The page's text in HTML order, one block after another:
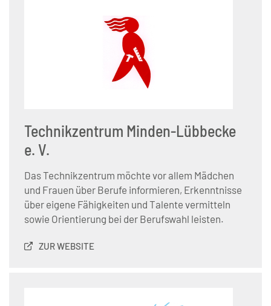
Technikzentrum Minden-Lübbecke
e. V.
Das Technikzentrum möchte vor allem Mädchen
und Frauen über Berufe informieren, Erkenntnisse
über eigene Fähigkeiten und Talente vermitteln
sowie Orientierung bei der Berufswahl leisten.
ZUR WEBSITE